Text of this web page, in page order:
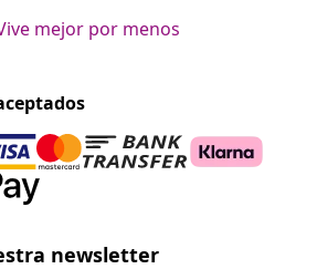
mejor por menos
newsletter